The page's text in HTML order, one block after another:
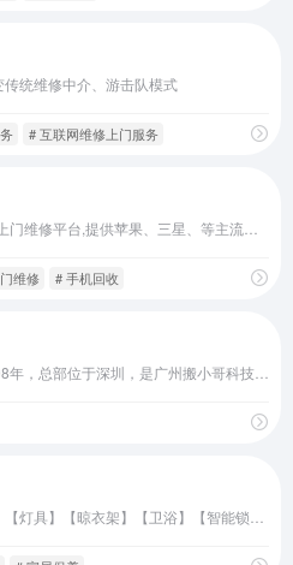
统维修中介、游击队模式
# 互联网维修上门服务
维修 # 手机回收